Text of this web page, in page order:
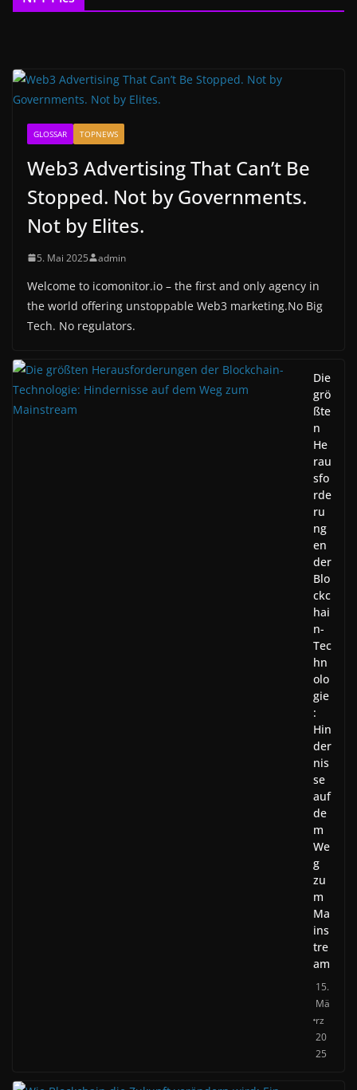
GLOSSAR TOPNEWS
Web3 Advertising That Can’t Be
Stopped. Not by Governments.
Not by Elites.
5. Mai 2025 admin
Welcome to icomonitor.io – the first and only agency in
the world offering unstoppable Web3 marketing.No Big
Tech. No regulators.
Die
grö
ßte
n
He
rau
sfo
rde
ru
ng
en
der
Blo
ckc
hai
n-
Tec
hn
olo
gie
:
Hin
der
nis
se
auf
de
m
We
g
zu
m
Ma
ins
tre
am
15.
Mä
rz
20
25